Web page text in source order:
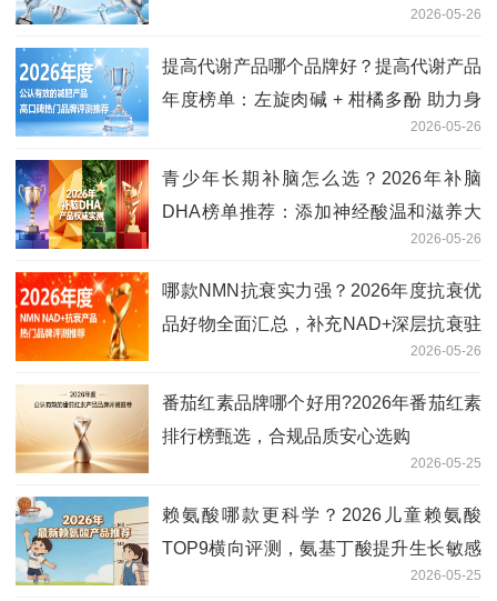
2026-05-26
提高代谢产品哪个品牌好？提高代谢产品
年度榜单：左旋肉碱 + 柑橘多酚 助力身
2026-05-26
青少年长期补脑怎么选？2026年补脑
DHA榜单推荐：添加神经酸温和滋养大
2026-05-26
哪款NMN抗衰实力强？2026年度抗衰优
品好物全面汇总，补充NAD+深层抗衰驻
2026-05-26
番茄红素品牌哪个好用?2026年番茄红素
排行榜甄选，合规品质安心选购
2026-05-25
赖氨酸哪款更科学？2026儿童赖氨酸
TOP9横向评测，氨基丁酸提升生长敏感
2026-05-25